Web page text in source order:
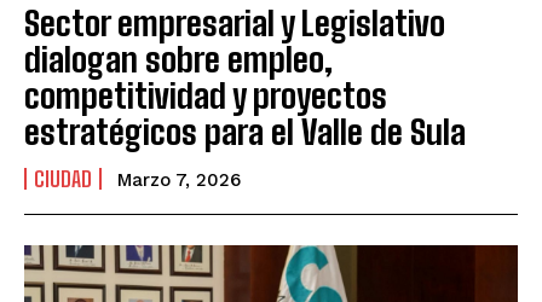
Sector empresarial y Legislativo
dialogan sobre empleo,
competitividad y proyectos
estratégicos para el Valle de Sula
CIUDAD Marzo 7, 2026